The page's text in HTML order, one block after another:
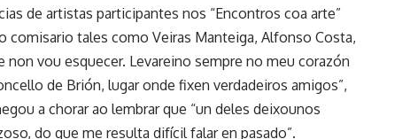
de artistas participantes nos “Encontros coa arte”
comisario tales como Veiras Manteiga, Alfonso Costa,
vou esquecer. Levareino sempre no meu corazón
de Brión, lugar onde fixen verdadeiros amigos”,
a chorar ao lembrar que “un deles deixounos
do que me resulta difícil falar en pasado”.